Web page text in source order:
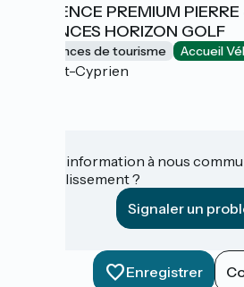
RESIDENCE PREMIUM
VACANCES HORIZON GOLF
Résidences de tourisme Accueil
Saint-Cyprien
Une information à nous
établissement ?
Signaler un
Enregistrer